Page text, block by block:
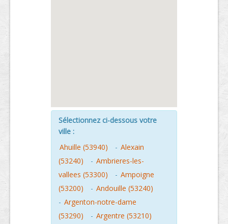
Sélectionnez ci-dessous votre
ville :
Ahuille (53940)
- Alexain
(53240)
- Ambrieres-les-
vallees (53300)
- Ampoigne
(53200)
- Andouille (53240)
- Argenton-notre-dame
(53290)
- Argentre (53210)